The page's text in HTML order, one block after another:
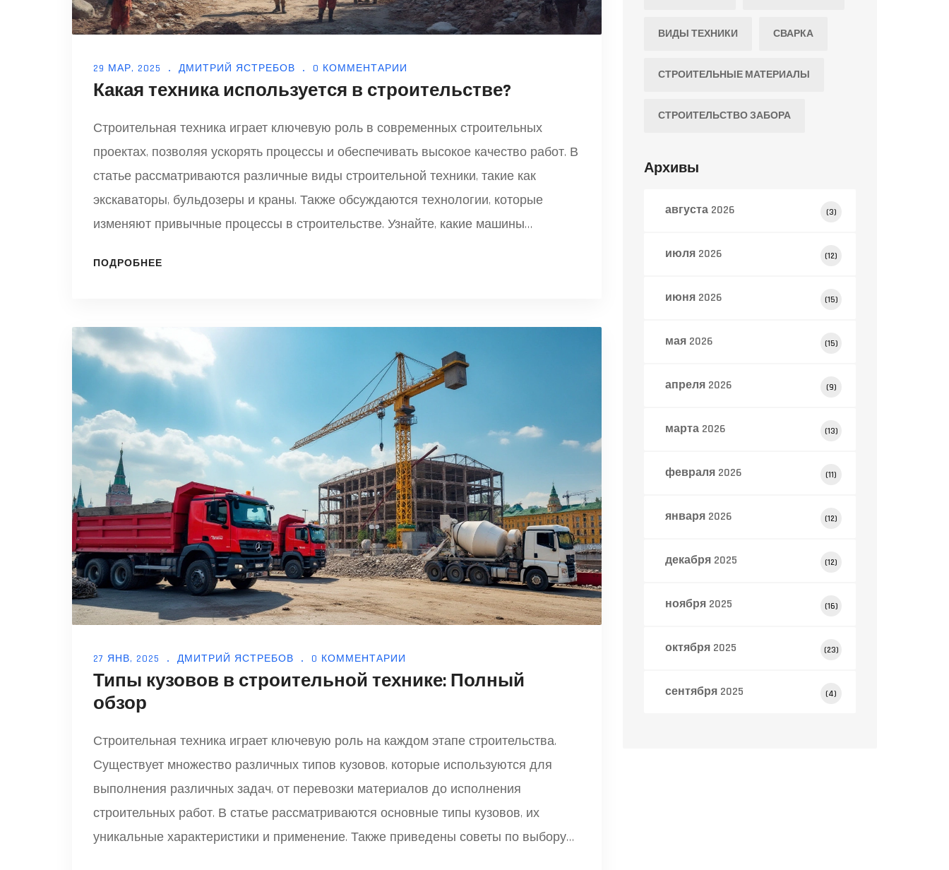
29 МАР, 2025 ДМИТРИЙ ЯСТРЕБОВ 0 КОММЕНТАРИИ
Какая техника используется в строительстве?
Строительная техника играет ключевую роль в современных строительных
проектах, позволяя ускорять процессы и обеспечивать высокое качество работ. В
статье рассматриваются различные виды строительной техники, такие как
экскаваторы, бульдозеры и краны. Также обсуждаются технологии, которые
изменяют привычные процессы в строительстве. Узнайте, какие машины
ПОДРОБНЕЕ
27 ЯНВ, 2025 ДМИТРИЙ ЯСТРЕБОВ 0 КОММЕНТАРИИ
Типы кузовов в строительной технике: Полный
обзор
Строительная техника играет ключевую роль на каждом этапе строительства.
Существует множество различных типов кузовов, которые используются для
выполнения различных задач, от перевозки материалов до исполнения
строительных работ. В статье рассматриваются основные типы кузовов, их
уникальные характеристики и применение. Также приведены советы по выбору
ВИДЫ ТЕХНИКИ СВАРКА
СТРОИТЕЛЬНЫЕ МАТЕРИАЛЫ
СТРОИТЕЛЬСТВО ЗАБОРА
Архивы
августа 2026 (3)
июля 2026 (12)
июня 2026 (15)
мая 2026 (15)
апреля 2026 (9)
марта 2026 (13)
февраля 2026 (11)
января 2026 (12)
декабря 2025 (12)
ноября 2025 (16)
октября 2025 (23)
сентября 2025 (4)